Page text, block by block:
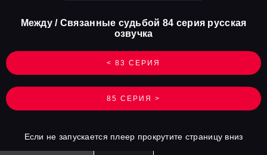
< 83 СЕРИЯ
Между / Связанные судьбой 84 серия русская
озвучка
85 СЕРИЯ >
Если не запускается плеер прокрутите страницу вниз